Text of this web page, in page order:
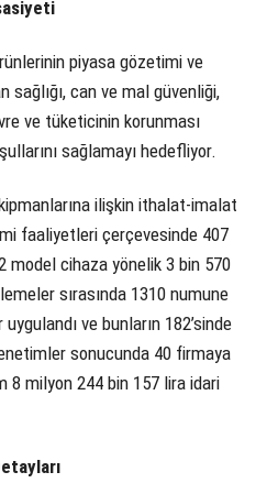
piyasa gözetimi ve
can ve mal güvenliği,
ve tüketicinin korunması
sağlamayı hedefliyor.
ilişkin ithalat-imalat
faaliyetleri çerçevesinde 407
model cihaza yönelik 3 bin 570
sırasında 1310 numune
ve bunların 182’sinde
sonucunda 40 firmaya
milyon 244 bin 157 lira idari